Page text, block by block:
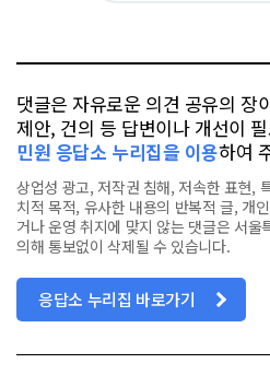
댓글은 자유로운 의견 공유의 장
제안, 건의 등 답변이나 개선이
민원 응답소 누리집을 이용하여
상업성 광고, 저작권 침해, 저속한 표현,
치적 목적, 유사한 내용의 반복적 글, 개
거나 운영 취지에 맞지 않는 댓글은 서울
의해 통보없이 삭제될 수 있습니다.
응답소 누리집 바로가기